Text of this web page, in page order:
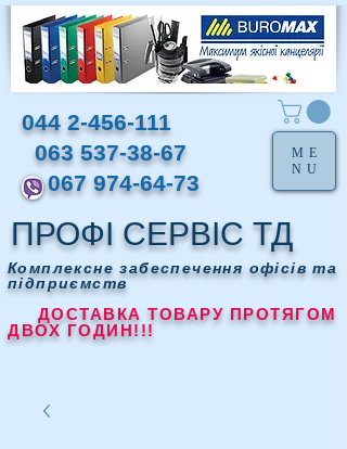
ПРОФІ СЕРВІС ТД
Комплексне забеспечення офісів та
підприємств
ДОСТАВКА ТОВАРУ ПРОТЯГОМ
ДВОХ ГОДИН!!!
044 2-456-111
063 537-38-67
067 974-64-73
ME
NU